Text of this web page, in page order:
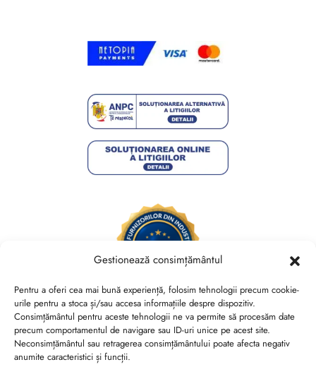
Gestionează consimțământul
Pentru a oferi cea mai bună experiență, folosim tehnologii precum cookie-
urile pentru a stoca și/sau accesa informațiile despre dispozitiv.
Consimțământul pentru aceste tehnologii ne va permite să procesăm date
precum comportamentul de navigare sau ID-uri unice pe acest site.
Neconsimțământul sau retragerea consimțământului poate afecta negativ
anumite caracteristici și funcții.
Brides Shoes By Veronesse S.R.L.
RO44730767, J40/13882/2021, Cod CAEN 1520
Str. Nicolae Canea, Nr. 53, Sector 2, Bucuresti